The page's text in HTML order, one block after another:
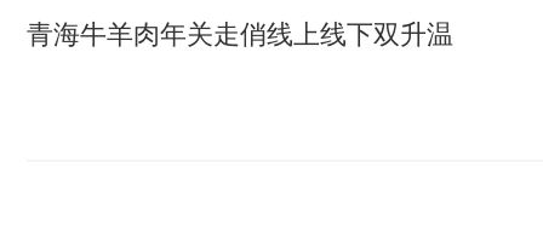
青海牛羊肉年关走俏线上线下双升温